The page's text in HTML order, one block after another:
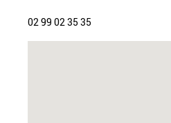
02 99 02 35 35